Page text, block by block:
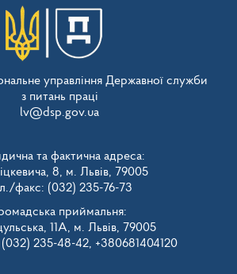
управління Державної служби
з питань праці
lv@dsp.gov.ua
та фактична адреса:
8, м. Львів, 79005
факс: (032) 235-76-73
приймальня:
11А, м. Львів, 79005
235-48-42, +380681404120